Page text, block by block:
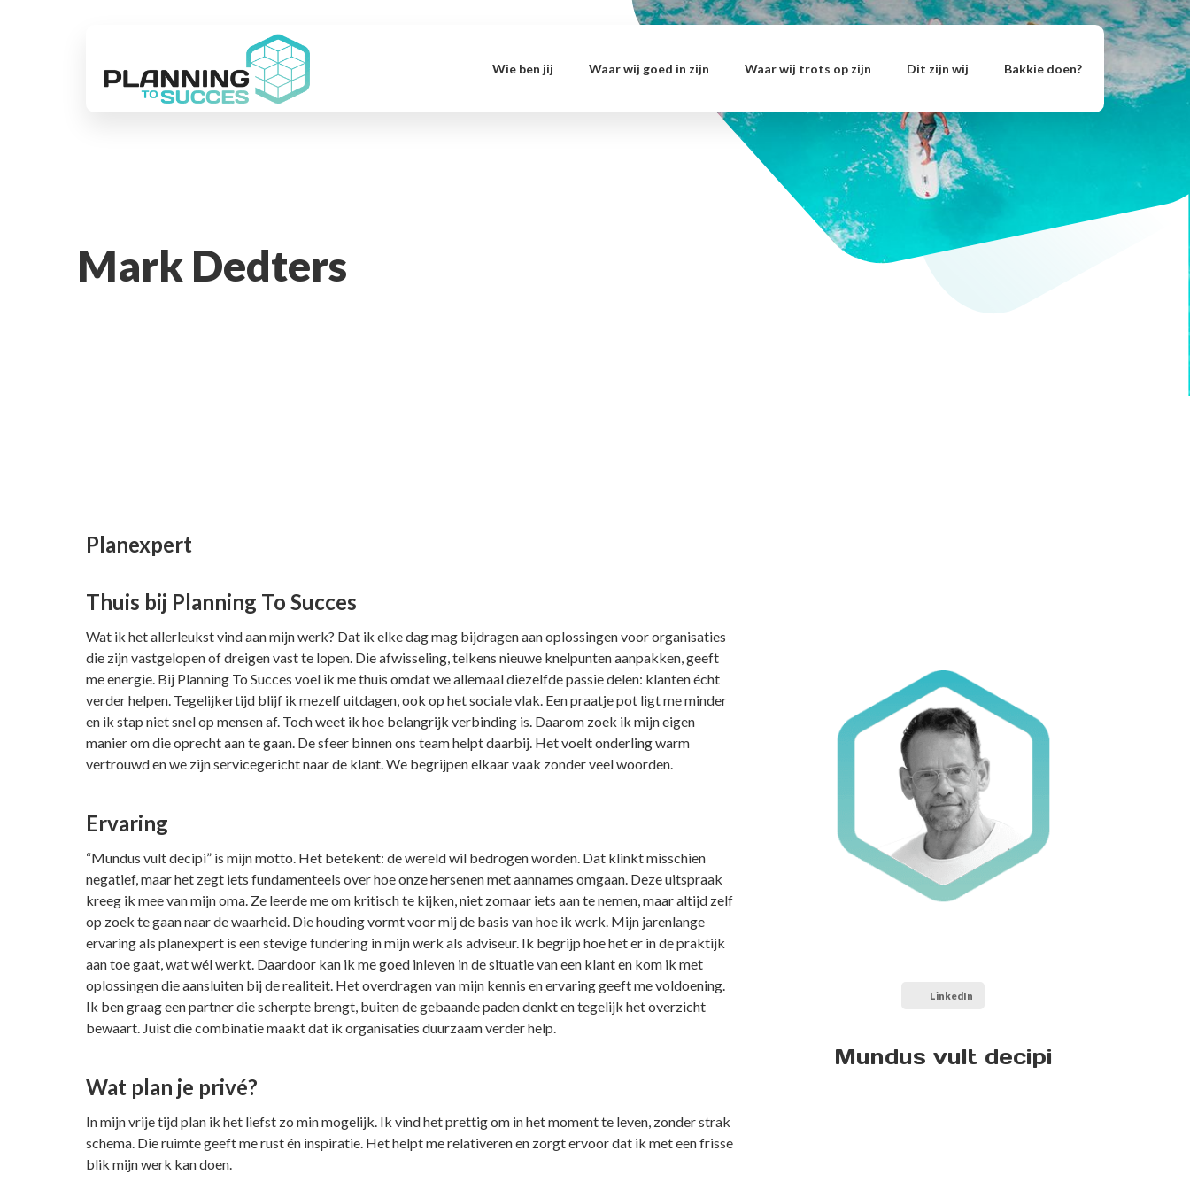
Wie ben jij Waar wij goed in zijn Waar wij trots op zijn Dit zijn wij Bakkie doen?
Mark Dedters
Planexpert
Thuis bij Planning To Succes
Wat ik het allerleukst vind aan mijn werk? Dat ik elke dag mag bijdragen aan oplossingen voor organisaties
die zijn vastgelopen of dreigen vast te lopen. Die afwisseling, telkens nieuwe knelpunten aanpakken, geeft
me energie. Bij Planning To Succes voel ik me thuis omdat we allemaal diezelfde passie delen: klanten écht
verder helpen. Tegelijkertijd blijf ik mezelf uitdagen, ook op het sociale vlak. Een praatje pot ligt me minder
en ik stap niet snel op mensen af. Toch weet ik hoe belangrijk verbinding is. Daarom zoek ik mijn eigen
manier om die oprecht aan te gaan. De sfeer binnen ons team helpt daarbij. Het voelt onderling warm
vertrouwd en we zijn servicegericht naar de klant. We begrijpen elkaar vaak zonder veel woorden.
Ervaring
“Mundus vult decipi” is mijn motto. Het betekent: de wereld wil bedrogen worden. Dat klinkt misschien
negatief, maar het zegt iets fundamenteels over hoe onze hersenen met aannames omgaan. Deze uitspraak
kreeg ik mee van mijn oma. Ze leerde me om kritisch te kijken, niet zomaar iets aan te nemen, maar altijd zelf
op zoek te gaan naar de waarheid. Die houding vormt voor mij de basis van hoe ik werk. Mijn jarenlange
ervaring als planexpert is een stevige fundering in mijn werk als adviseur. Ik begrijp hoe het er in de praktijk
aan toe gaat, wat wél werkt. Daardoor kan ik me goed inleven in de situatie van een klant en kom ik met
oplossingen die aansluiten bij de realiteit. Het overdragen van mijn kennis en ervaring geeft me voldoening.
Ik ben graag een partner die scherpte brengt, buiten de gebaande paden denkt en tegelijk het overzicht
bewaart. Juist die combinatie maakt dat ik organisaties duurzaam verder help.
Wat plan je privé?
In mijn vrije tijd plan ik het liefst zo min mogelijk. Ik vind het prettig om in het moment te leven, zonder strak
schema. Die ruimte geeft me rust én inspiratie. Het helpt me relativeren en zorgt ervoor dat ik met een frisse
blik mijn werk kan doen.
LinkedIn
Mundus vult decipi